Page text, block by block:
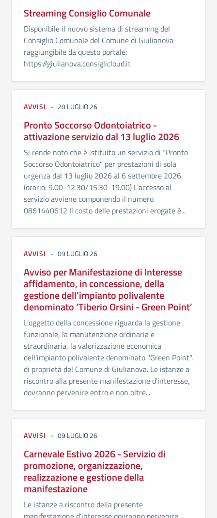
Streaming Consiglio Comunale
Disponibile il nuovo sistema di streaming del
Consiglio Comunale del Comune di Giulianova
raggiungibile da questo portale:
https://giulianova.consiglicloud.it
AVVISI 20 LUGLIO 26
Pronto Soccorso Odontoiatrico -
attivazione servizio dal 13 luglio 2026
Si rende noto che è istituito un servizio di “Pronto
Soccorso Odontoiatrico” per prestazioni di sola
urgenza dal 13 luglio 2026 al 6 settembre 2026
(orario: 9.00-12.30/15.30-19.00) L’accesso al
servizio avviene componendo il numero
0861440612 Il costo delle prestazioni erogate è...
AVVISI 09 LUGLIO 26
Avviso per Manifestazione di Interesse
affidamento, in concessione, della
gestione dell’impianto polivalente
denominato ‘Tiberio Orsini - Green Point’
L'oggetto della concessione riguarda la gestione
funzionale, la manutenzione ordinaria e
straordinaria, la valorizzazione economica
dell'impianto polivalente denominato "Green Point",
di proprietà del Comune di Giulianova. Le istanze a
riscontro alla presente manifestazione d’interesse,
dovranno pervenire entro e non oltre...
AVVISI 09 LUGLIO 26
Carnevale Estivo 2026 - Servizio di
promozione, organizzazione,
realizzazione e gestione della
manifestazione
Le istanze a riscontro della presente